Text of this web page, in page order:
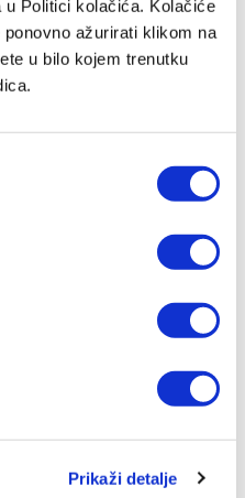
Politici kolačića. Kolačiće
ažurirati klikom na
u bilo kojem trenutku
Prikaži detalje
– Radnik Soccerbet 0:0
Brijega i Sloge na Pecari